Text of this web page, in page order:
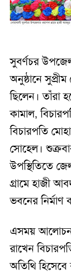
সুবর্ণচর
অনুষ্ঠানে
ছিলেন। তাঁরা
কামাল,
বিচারপতি
সোহেল।
উপস্থিতিতে
গ্রামে হাজী
ভবনের
এসময় আলোচনা
রাখেন
অতিথি